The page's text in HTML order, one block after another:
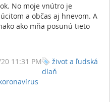
No moje vnútro je
a občas aj hnevom. A
ako mňa posunú tieto
11:31 PM
život a ľudská
dlaň